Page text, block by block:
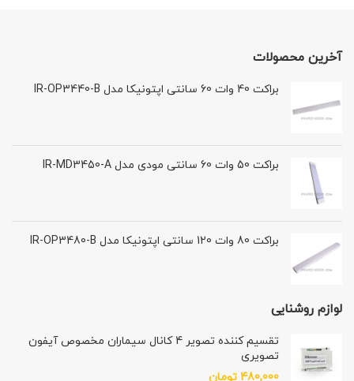
آخرین محصولات
براکت 40 وات 60 سانتی اپتونیکا مدل IR-OP3440-B
براکت 50 وات 60 سانتی مودی مدل IR-MD3450-A
براکت 80 وات 120 سانتی اپتونیکا مدل IR-OP3480-B
لوازم روشنایی
تقسیم کننده تصویر 4 کانال سیماران مخصوص آیفون
تصویری
480,000 تومان